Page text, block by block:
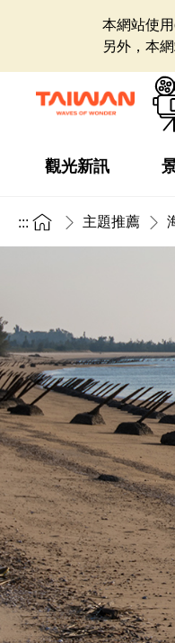
本網站使
另外，本
觀光新訊
::: 主題推薦